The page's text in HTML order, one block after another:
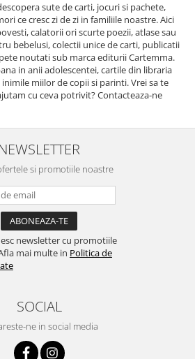
sute de carti, jocuri si pachete,
ce cresc zi de zi in familiile noastre. Aici
calatorii ori scurte poezii, atlase sau
bebelusi, colectii unice de carti, publicatii
noutati sub marca editurii Cartemma.
in anii adolescentei, cartile din libraria
miilor de copii si parinti. Vrei sa te
cu ceva potrivit? Contacteaza-ne
NEWSLETTER
si promotiile noastre
newsletter cu promotiile
mai multe in Politica de
SOCIAL
ne in social media